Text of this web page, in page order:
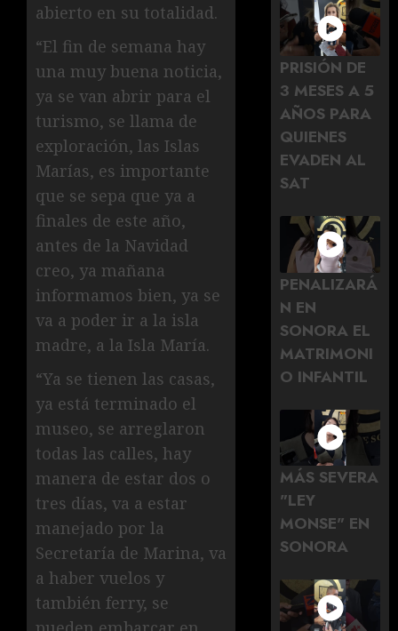
abierto en su totalidad.
“El fin de semana hay
una muy buena noticia,
ya se van abrir para el
turismo, se llama de
exploración, las Islas
Marías, es importante
que se sepa que ya a
finales de este año,
antes de la Navidad
creo, ya mañana
informamos bien, ya se
va a poder ir a la isla
madre, a la Isla María.
“Ya se tienen las casas,
ya está terminado el
museo, se arreglaron
todas las calles, hay
manera de estar dos o
tres días, va a estar
manejado por la
Secretaría de Marina, va
a haber vuelos y
también ferry, se
PRISIÓN DE
3 MESES A 5
AÑOS PARA
QUIENES
EVADEN AL
SAT
PENALIZARÁ
N EN
SONORA EL
MATRIMONI
O INFANTIL
MÁS SEVERA
"LEY
MONSE" EN
SONORA